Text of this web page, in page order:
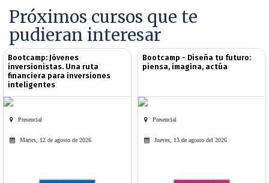
Próximos cursos que te
pudieran interesar
Bootcamp: Jóvenes
inversionistas. Una ruta
financiera para inversiones
inteligentes
Presencial
Martes, 12 de agosto de 2026.
Bootcamp - Diseña tu futuro:
piensa, imagina, actúa
Presencial
Jueves, 13 de agosto del 2026